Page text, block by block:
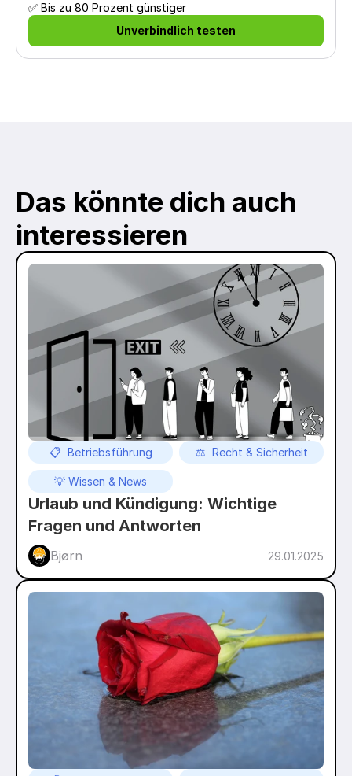
✅ Bis zu 80 Prozent günstiger
Unverbindlich testen
Das könnte dich auch
interessieren
📋  Betriebsführung ⚖️  Recht & Sicherheit
💡 Wissen & News
Urlaub und Kündigung: Wichtige
Fragen und Antworten
Bjørn 29.01.2025